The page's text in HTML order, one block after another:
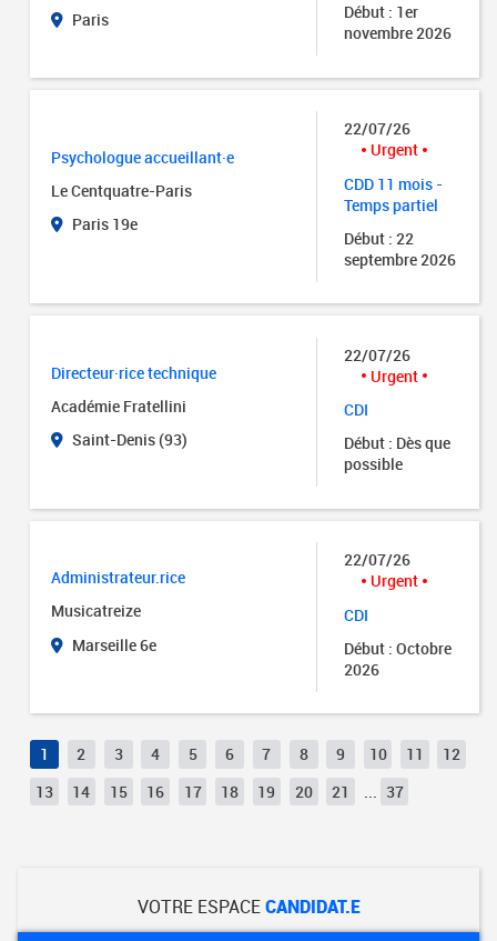
Paris
Début : 1er
novembre 2026
Psychologue accueillant·e
Le Centquatre-Paris
Paris 19e
22/07/26
Urgent
CDD 11 mois -
Temps partiel
Début : 22
septembre 2026
Directeur·rice technique
Académie Fratellini
Saint-Denis (93)
22/07/26
Urgent
CDI
Début : Dès que
possible
Administrateur.rice
Musicatreize
Marseille 6e
22/07/26
Urgent
CDI
Début : Octobre
2026
1 2 3 4 5 6 7 8 9 10 11
12
13
14 15 16 17 18 19 20 21 37
VOTRE ESPACECANDIDAT.E